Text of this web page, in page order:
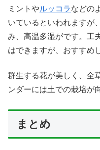
ミントやルッコラなどの
いているといわれますが
み、高温多湿がです。工
はできますが、おすすめ
群生する花が美しく、全
ンダーには土での栽培が
まとめ